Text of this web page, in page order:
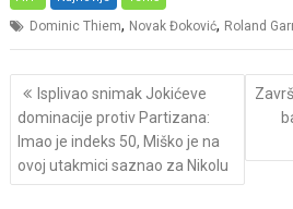
Dominic Thiem, Novak Đoković, Roland
Post
navigation
Isplivao snimak Jokićeve
dominacije protiv Partizana:
Imao je indeks 50, Miško je na
ovoj utakmici saznao za Nikolu